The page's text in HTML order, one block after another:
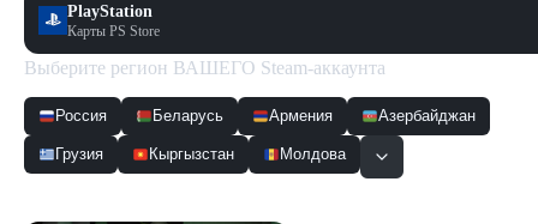
PlayStation
Карты PS Store
Выберите регион ВАШЕГО Steam-аккаунта
Россия Беларусь Армения Азербайджан
Грузия Кыргызстан Молдова